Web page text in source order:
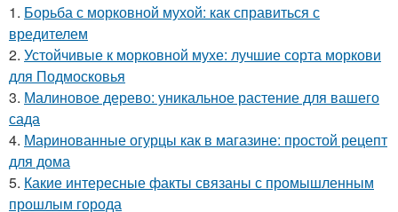
1. Борьба с морковной мухой: как справиться с
вредителем
2. Устойчивые к морковной мухе: лучшие сорта моркови
для Подмосковья
3. Малиновое дерево: уникальное растение для вашего
сада
4. Маринованные огурцы как в магазине: простой рецепт
для дома
5. Какие интересные факты связаны с промышленным
прошлым города